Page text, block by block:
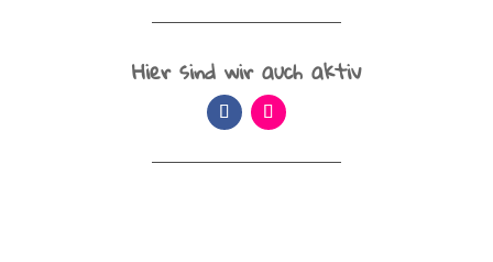
Hier sind wir auch aktiv